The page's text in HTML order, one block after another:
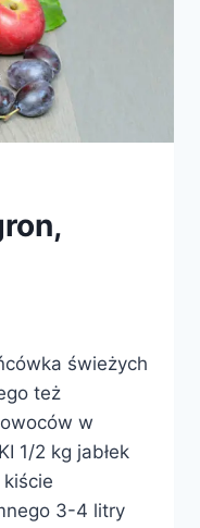
świeżych
też
w
1/2 kg jabłek
3-4 litry